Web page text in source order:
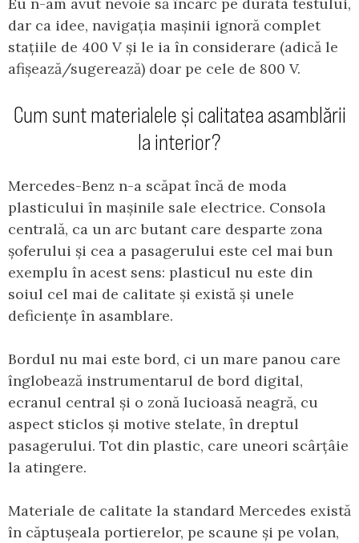
Eu n-am avut nevoie să încarc pe durata testului,
dar ca idee, navigația mașinii ignoră complet
stațiile de 400 V și le ia în considerare (adică le
afișează/sugerează) doar pe cele de 800 V.
Cum sunt materialele și calitatea asamblării
la interior?
Mercedes-Benz n-a scăpat încă de moda
plasticului în mașinile sale electrice. Consola
centrală, ca un arc butant care desparte zona
șoferului și cea a pasagerului este cel mai bun
exemplu în acest sens: plasticul nu este din
soiul cel mai de calitate și există și unele
deficiențe în asamblare.
Bordul nu mai este bord, ci un mare panou care
înglobează instrumentarul de bord digital,
ecranul central și o zonă lucioasă neagră, cu
aspect sticlos și motive stelate, în dreptul
pasagerului. Tot din plastic, care uneori scârțâie
la atingere.
Materiale de calitate la standard Mercedes există
în căptușeala portierelor, pe scaune și pe volan,